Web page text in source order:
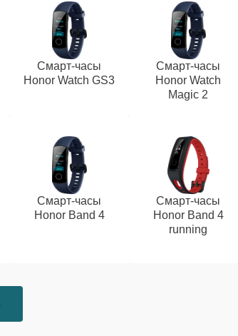
Смарт-часы
Honor Watch GS3
Смарт-часы
Honor Watch
Magic 2
Смарт-часы
Honor Band 4
Смарт-часы
Honor Band 4
running